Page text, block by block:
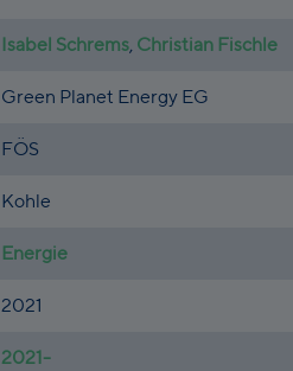
Isabel Schrems, Christian Fischle
Green Planet Energy EG
FÖS
Kohle
Energie
2021
2021-